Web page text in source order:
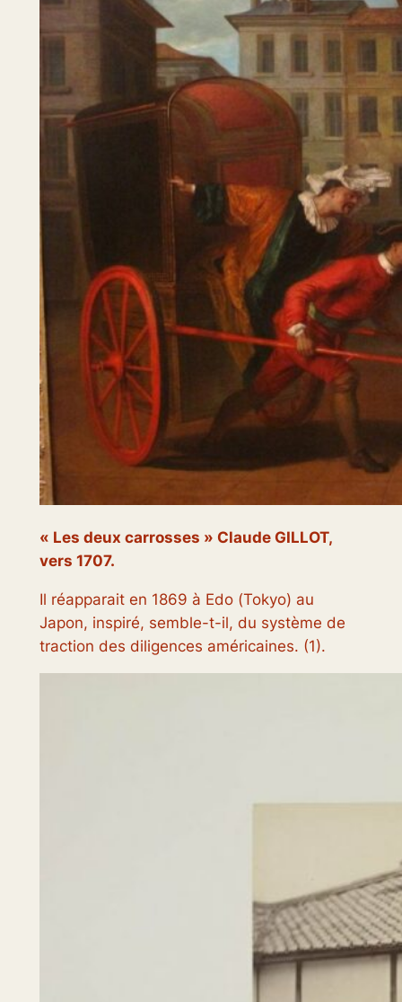
« Les deux carrosses » Claude GILLOT,
vers 1707.
Il réapparait en 1869 à Edo (Tokyo) au
Japon, inspiré, semble-t-il, du système de
traction des diligences américaines. (1).